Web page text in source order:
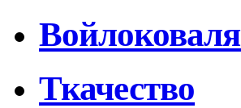
Ткачество